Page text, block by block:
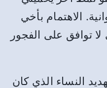
الاهتمام بأخي
توافق على الفجور
النساء الذي كان